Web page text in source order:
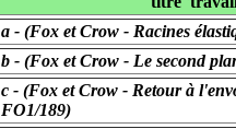
a - (Fox et Crow - Racines
b - (Fox et Crow - Le second
c - (Fox et Crow - Retour à
FO1/189)